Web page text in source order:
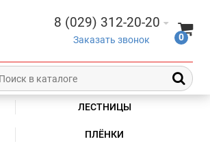
8 (029) 312-20-20
Заказать звонок 0
ЛЕСТНИЦЫ
ПЛЁНКИ